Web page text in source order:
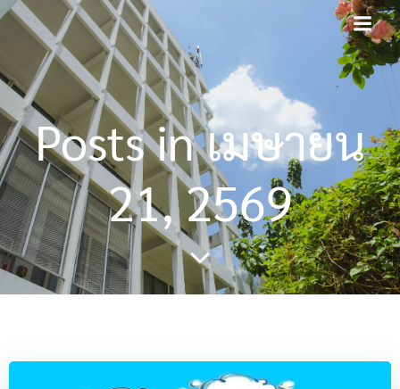
content
Posts in เมษายน
21, 2569